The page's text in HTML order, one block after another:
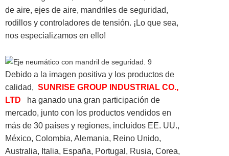
de aire, ejes de aire, mandriles de seguridad,
rodillos y controladores de tensión. ¡Lo que sea,
nos especializamos en ello!
Debido a la imagen positiva y los productos de
calidad, SUNRISE GROUP INDUSTRIAL CO.,
LTD
ha ganado una gran participación de
mercado, junto con los productos vendidos en
más de 30 países y regiones, incluidos EE. UU.,
México, Colombia, Alemania, Reino Unido,
Australia, Italia, España, Portugal, Rusia, Corea,